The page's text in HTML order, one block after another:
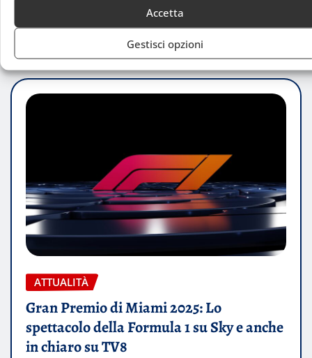
Accetta
Gestisci opzioni
LEGGI TUTTO
ATTUALITÀ
Gran Premio di Miami 2025: Lo
spettacolo della Formula 1 su Sky e anche
in chiaro su TV8